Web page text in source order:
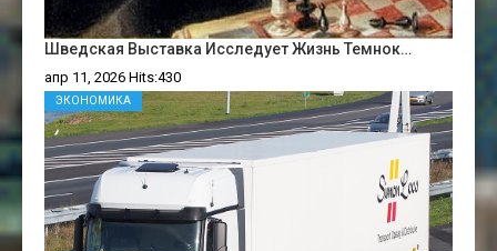
Шведская Выставка Исследует Жизнь Темнок…
апр 11, 2026 Hits:430
ЭКОНОМИКА